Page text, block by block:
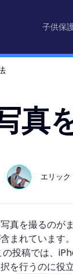
子供保
真
エリッ
真を撮るのが
まれています
投稿では、
を行うのに役